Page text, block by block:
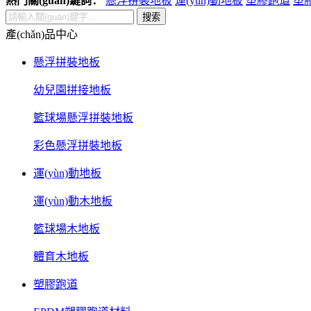
搜索
產(chǎn)品中心
懸浮拼裝地板
幼兒園拼接地板
籃球場懸浮拼裝地板
彩色懸浮拼裝地板
運(yùn)動地板
運(yùn)動木地板
籃球場木地板
體育木地板
塑膠跑道